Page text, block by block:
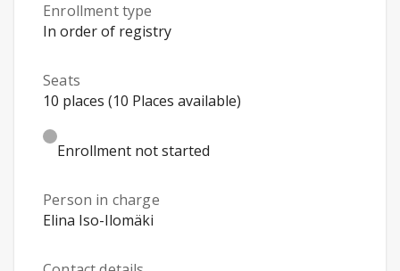
Enrollment type
In order of registry
Seats
10 places (10 Places available)
Enrollment not started
Person in charge
Elina Iso-Ilomäki